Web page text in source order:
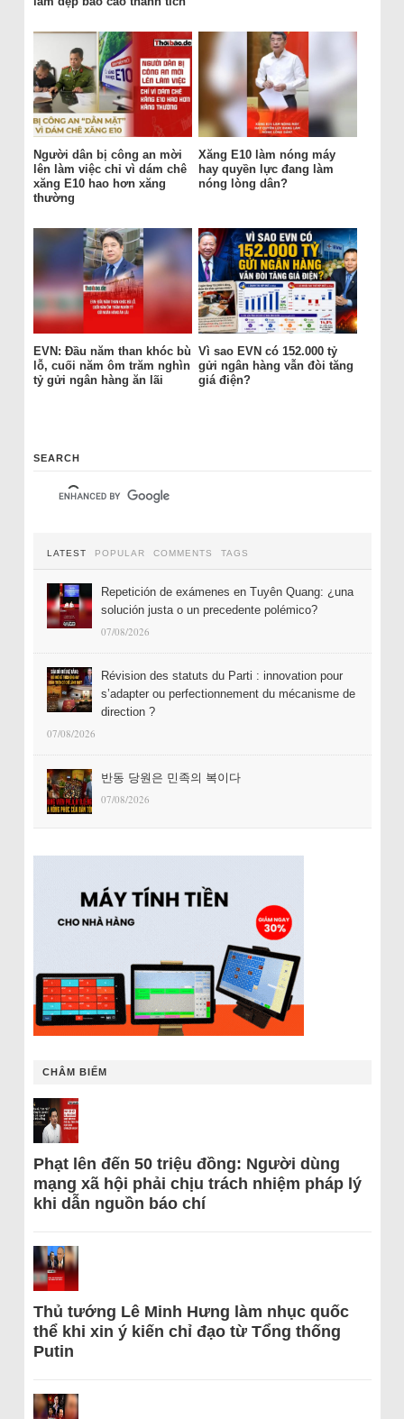
Người dân bị công an mời
lên làm việc chỉ vì dám chê
xăng E10 hao hơn xăng
thường
Xăng E10 làm nóng máy
hay quyền lực đang làm
nóng lòng dân?
EVN: Đầu năm than khóc bù
lỗ, cuối năm ôm trăm nghìn
tỷ gửi ngân hàng ăn lãi
Vì sao EVN có 152.000 tỷ
gửi ngân hàng vẫn đòi tăng
giá điện?
SEARCH
LATEST POPULAR COMMENTS TAGS
Repetición de exámenes en Tuyên Quang: ¿una
solución justa o un precedente polémico?
07/08/2026
Révision des statuts du Parti : innovation pour
s’adapter ou perfectionnement du mécanisme de
direction ?
07/08/2026
반동 당원은 민족의 복이다
07/08/2026
CHÂM BIẾM
Phạt lên đến 50 triệu đồng: Người dùng
mạng xã hội phải chịu trách nhiệm pháp lý
khi dẫn nguồn báo chí
Thủ tướng Lê Minh Hưng làm nhục quốc
thể khi xin ý kiến chỉ đạo từ Tổng thống
Putin